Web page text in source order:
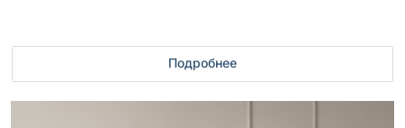
Подробнее